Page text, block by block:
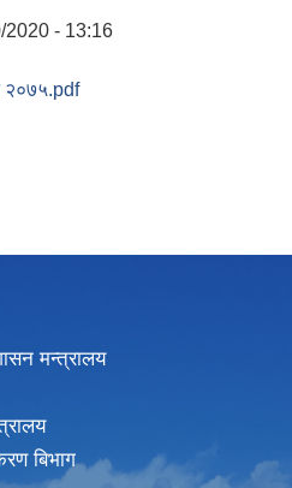
2020 - 13:16
२०७५.pdf
मन्त्रालय
बिभाग